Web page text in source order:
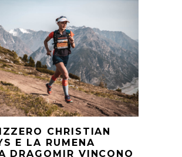
CHRISTIAN
E LA RUMENA
DRAGOMIR VINCONO